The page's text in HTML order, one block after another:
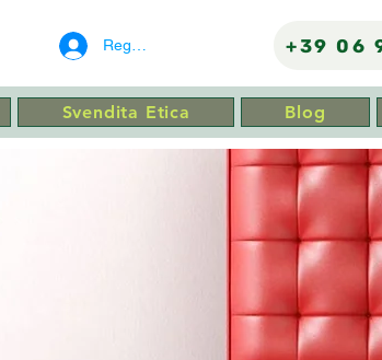
Registrati +39 06
Svendita Etica Blog